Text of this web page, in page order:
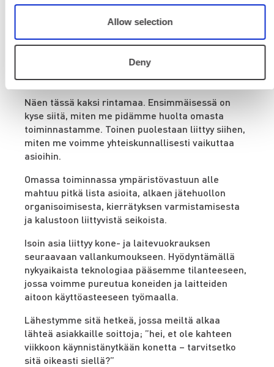
Allow selection
Deny
Mikä Rentan rooli on tässä
keskustelussa? Minkälaisia
konkreettisia toimia Renta
Näen tässä kaksi rintamaa. Ensimmäisessä on
kyse siitä, miten me pidämme huolta omasta
toiminnastamme. Toinen puolestaan liittyy siihen,
miten me voimme yhteiskunnallisesti vaikuttaa
asioihin.
Omassa toiminnassa ympäristövastuun alle
mahtuu pitkä lista asioita, alkaen jätehuollon
organisoimisesta, kierrätyksen varmistamisesta
ja kalustoon liittyvistä seikoista.
Isoin asia liittyy kone- ja laitevuokrauksen
seuraavaan vallankumoukseen. Hyödyntämällä
nykyaikaista teknologiaa pääsemme tilanteeseen,
jossa voimme pureutua koneiden ja laitteiden
aitoon käyttöasteeseen työmaalla.
Lähestymme sitä hetkeä, jossa meiltä alkaa
lähteä asiakkaille soittoja; ”hei, et ole kahteen
viikkoon käynnistänytkään konetta – tarvitsetko
sitä oikeasti siellä?”